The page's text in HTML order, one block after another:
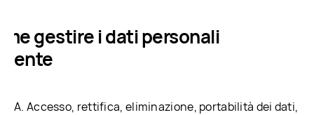
gestire i dati personali
A. Accesso, rettifica, eliminazione, portabilità dei dati,